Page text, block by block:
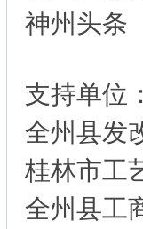
神州头条
支持单位：
全州县发
桂林市工
全州县工